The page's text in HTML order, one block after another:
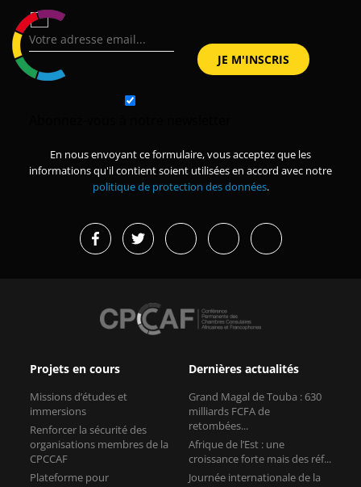
En nous envoyant ce formulaire, vous acceptez que les
informations qu'il contient soient utilisées en accord avec notre
politique de protection des données.
Projets en cours
Missions d’études et
immersions
Renforcer la sécurité des
organisations membres de la
CPCCAF
Plateforme pour
Dernières actualités
Grand Magal de Touba : 630
milliards FCFA de
retombées...
Afrique de l’Est : une
croissance forte mais des réf...
Journée internationale de la